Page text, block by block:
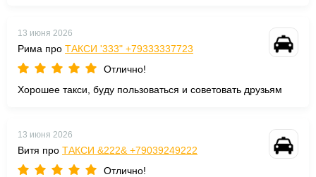
13 июня 2026
Рима про ТАКСИ '333" +79333337723
Отлично!
Хорошее такси, буду пользоваться и советовать друзьям
13 июня 2026
Витя про ТАКСИ &222& +79039249222
Отлично!